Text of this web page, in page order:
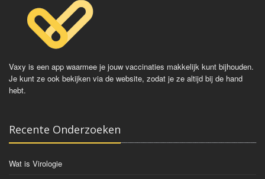
Vaxy is een app waarmee je jouw vaccinaties makkelijk kunt bijhouden.
Je kunt ze ook bekijken via de website, zodat je ze altijd bij de hand
hebt.
Recente Onderzoeken
Wat is Virologie